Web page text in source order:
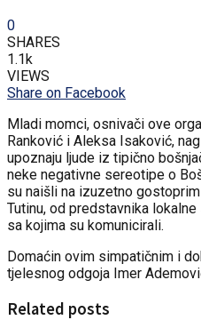
0
SHARES
1.1k
VIEWS
Share on Facebook
Mladi momci, osnivači ove
Ranković i Aleksa Isaković,
upoznaju ljude iz tipično
neke negativne sereotipe o
su naišli na izuzetno
Tutinu, od predstavnika
sa kojima su komunicirali.
Domaćin ovim simpatičnim i
tjelesnog odgoja Imer
Related posts